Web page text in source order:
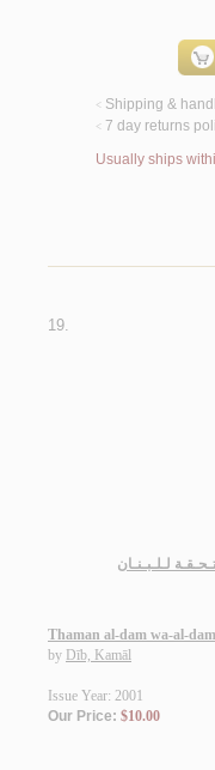
< Shipping &
< 7 day returns
Usually ships
19.
لـلـبـنـان
Thaman al-dam wa-al-
by Dīb, Kamāl
Issue Year: 2001
Our Price: $10.00